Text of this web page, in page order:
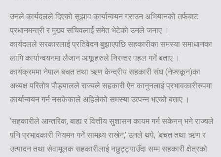
उनले कार्यदलले दिएको सुझाव कार्यान्वयन गराउन अभियानको तर्फबाट
प्रधानमन्त्री र मुख्य सचिवलाई समेत भेटेको उनले जनाए ।
कार्यदलले सरकारलाई प्रतिवेदन बुझाएपछि सहकारीका समस्या समाधानका
लागि कार्यान्वयनमा लैजान आफूहरुले निरन्तर पहल गर्ने बताए ।
कार्यक्रममा नेपाल बचत तथा ऋण केन्द्रीय सहकारी संघ (नेफ्स्कून)का
अध्यक्ष परितोष पौड्यालले राज्यले सहकारी ऐन कानुनलाई प्रभावकारीरुपमा
कार्यान्वयन गर्न नसकेकाले अहिलेको समस्या उत्पन्न भएको बताए ।
‘सहकारीले आन्तरिक, बाह्य र वित्तीय सुशासन कायम गर्न सकेनन् भने राज्यले
पनि प्रभावकारी नियमन गर्ने सामथ्र्य राखेन,’ उनले थपे, ‘बचत तथा ऋण र
उत्पादन तथा सेवामूलक सहकारीलाई नछुट्ट्याउँदा सम्म सहकारी क्षेत्रको